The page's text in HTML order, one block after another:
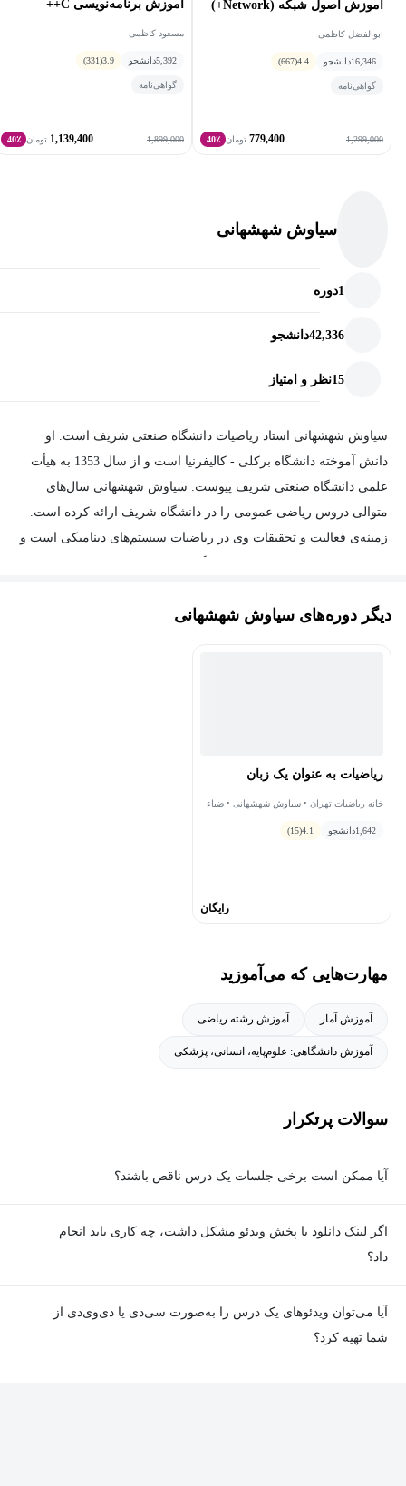
آموزش اصول شبکه (Network+)
ابوالفضل کاظمی
16,346دانشجو 4.4
(667)
گواهی‌نامه
1,299,000
779,400 تومان 40٪
آموزش برنامه‌نویسی C++
مسعود کاظمی
5,392دانشجو 3.9
(331)
گواهی‌نامه
1,899,000
1,139,400 تومان 40٪
سیاوش شهشهانی
1دوره
42,336دانشجو
15نظر و امتیاز
سیاوش شهشهانی استاد ریاضیات دانشگاه صنعتی شریف است. او
دانش آموخته دانشگاه برکلی - کالیفرنیا است و از سال 1353 به هیأت
علمی دانشگاه صنعتی شریف پیوست. سیاوش شهشهانی سال‌های
متوالی دروس ریاضی عمومی را در دانشگاه شریف ارائه کرده است.
زمینه‌ی فعالیت و تحقیقات وی در ریاضیات سیستم‌های دینامیکی است و
دیگر دوره‌های سیاوش شهشهانی
ریاضیات به عنوان یک زبان
خانه ریاضیات تهران • سیاوش شهشهانی • ضیاء
1,642دانشجو 4.1
(15)
رایگان
مهارت‌هایی که می‌آموزید
آموزش آمار آموزش رشته ریاضی
آموزش دانشگاهی: علوم‌پایه، انسانی، پزشکی
سوالات پرتکرار
آیا ممکن است برخی جلسات یک درس ناقص باشند؟
اگر لینک دانلود یا پخش ویدئو مشکل داشت، چه کاری باید انجام
داد؟
آیا می‌توان ویدئوهای یک درس را به‌صورت سی‌دی یا دی‌وی‌دی از
شما تهیه کرد؟